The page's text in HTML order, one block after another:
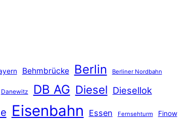
Behmbrücke Berlin Berliner Nordbahn
Danewitz DB AG Diesel Diesellok
Eisenbahn Essen Fernsehturm Finow